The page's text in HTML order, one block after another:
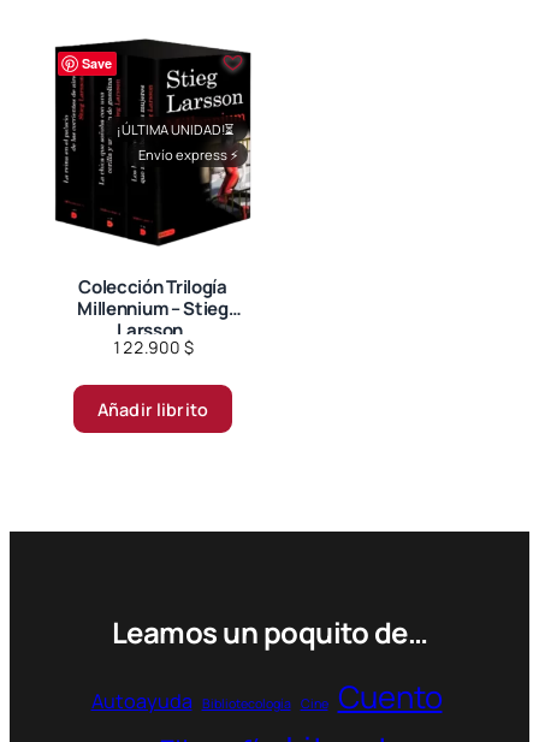
Save
Colección Trilogía
Millennium – Stieg
Larsson.
122.900 $
¡ÚLTIMA UNIDAD!⏳
Envío express ⚡
Añadir librito
Leamos un poquito de…
Autoayuda Bibliotecología Cine Cuento